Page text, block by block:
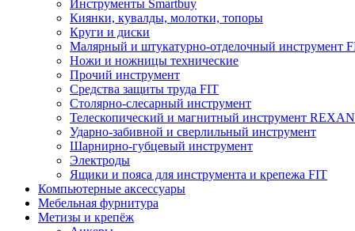
Инструменты Smartbuy
Киянки, кувалды, молотки, топоры
Круги и диски
Малярный и штукатурно-отделочный инструмент
Ножи и ножницы технические
Прочий инструмент
Средства защиты труда FIT
Столярно-слесарный инструмент
Телескопический и магнитный инструмент
Ударно-забивной и сверлильный инструмент
Шарнирно-губцевый инструмент
Электроды
Ящики и пояса для инструмента и крепежа FIT
Компьютерные аксессуары
Мебельная фурнитура
Метизы и крепёж